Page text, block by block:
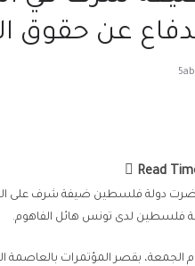
عن حقوق
Read
دولة فلسطين ضيفة شرف على
فلسطين لدى تونس هائل الفاهوم.
الجمعة، بقصر المؤتمرات